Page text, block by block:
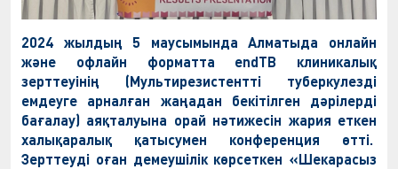
2024 жылдың 5 маусымында Алматыда онлайн
және офлайн форматта
endTB клиникалық
зерттеуінің (Мультирезистентті туберкулезді
емдеуге арналған жаңадан бекітілген дәрілерді
бағалау) аяқталуына орай нәтижесін жария еткен
халықаралық қатысумен конференция өтті.
Зерттеуді оған демеушілік көрсеткен «Шекарасыз